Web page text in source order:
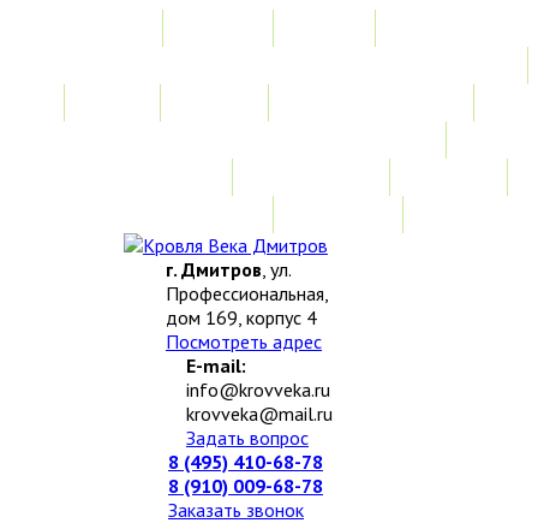
г. Дмитров, ул.
Профессиональная,
дом 169, корпус 4
Посмотреть адрес
E-mail:
info@krovveka.ru
krovveka@mail.ru
Задать вопрос
8 (495) 410-68-78
8 (910) 009-68-78
Заказать звонок